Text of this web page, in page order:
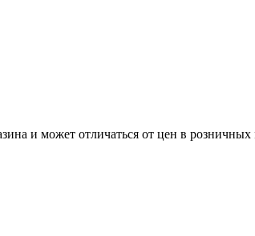
и может отличаться от цен в розничных